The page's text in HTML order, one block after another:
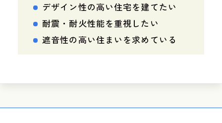
デザイン性の高い住宅を建てたい
耐震・耐火性能を重視したい
遮音性の高い住まいを求めている